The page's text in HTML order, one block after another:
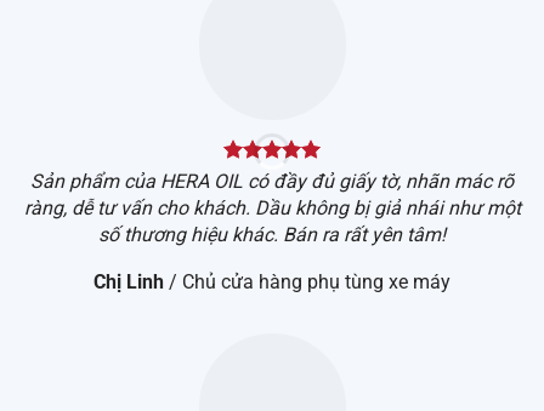
Sản phẩm của HERA OIL có đầy đủ giấy tờ, nhãn mác rõ
ràng, dễ tư vấn cho khách. Dầu không bị giả nhái như một
số thương hiệu khác. Bán ra rất yên tâm!
Chị Linh / Chủ cửa hàng phụ tùng xe máy